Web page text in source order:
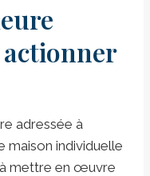
adressée à
maison individuelle
mettre en œuvre